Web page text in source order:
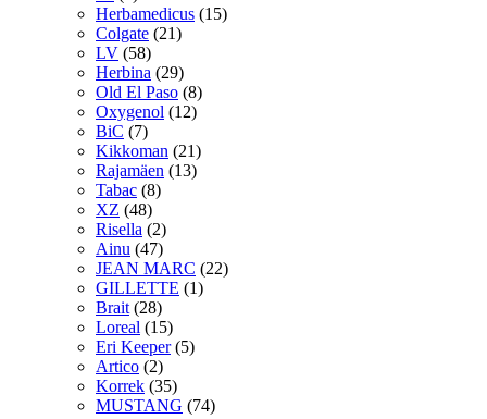
Herbamedicus (15)
Colgate (21)
LV (58)
Herbina (29)
Old El Paso (8)
Oxygenol (12)
BiC (7)
Kikkoman (21)
Rajamäen (13)
Tabac (8)
XZ (48)
Risella (2)
Ainu (47)
JEAN MARC (22)
GILLETTE (1)
Brait (28)
Loreal (15)
Eri Keeper (5)
Artico (2)
Korrek (35)
MUSTANG (74)